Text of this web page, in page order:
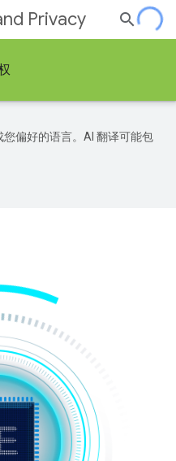
Privacy
偏好的语言。AI 翻译可能包